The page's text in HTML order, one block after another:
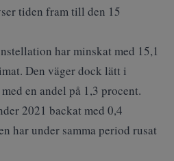
tiden fram till den 15
har minskat med 15,1
Den väger dock lätt i
en andel på 1,3 procent.
2021 backat med 0,4
har under samma period rusat